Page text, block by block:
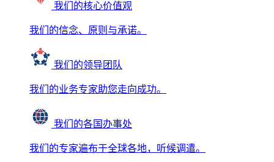
我们的核心价值观
我们的信念、原则与承诺。
我们的领导团队
我们的业务专家助您走向成功。
我们的各国办事处
我们的专家遍布于全球各地，听候调遣。